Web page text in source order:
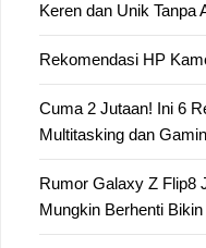
Keren dan Unik Tanpa
Rekomendasi HP
Cuma 2 Jutaan! Ini 6
Multitasking dan
Rumor Galaxy Z Flip8
Mungkin Berhenti